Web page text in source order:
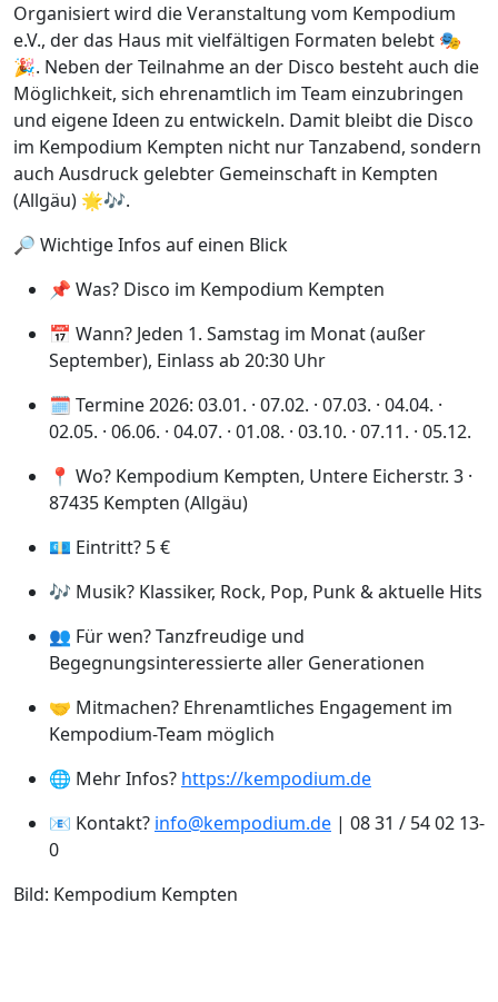
Organisiert wird die Veranstaltung vom Kempodium
e.V., der das Haus mit vielfältigen Formaten belebt 🎭
🎉. Neben der Teilnahme an der Disco besteht auch die
Möglichkeit, sich ehrenamtlich im Team einzubringen
und eigene Ideen zu entwickeln. Damit bleibt die Disco
im Kempodium Kempten nicht nur Tanzabend, sondern
auch Ausdruck gelebter Gemeinschaft in Kempten
(Allgäu) 🌟🎶.
🔎 Wichtige Infos auf einen Blick
📌 Was? Disco im Kempodium Kempten
📅 Wann? Jeden 1. Samstag im Monat (außer
September), Einlass ab 20:30 Uhr
🗓️ Termine 2026: 03.01. · 07.02. · 07.03. · 04.04. ·
02.05. · 06.06. · 04.07. · 01.08. · 03.10. · 07.11. · 05.12.
📍 Wo? Kempodium Kempten, Untere Eicherstr. 3 ·
87435 Kempten (Allgäu)
💶 Eintritt? 5 €
🎶 Musik? Klassiker, Rock, Pop, Punk & aktuelle Hits
👥 Für wen? Tanzfreudige und
Begegnungsinteressierte aller Generationen
🤝 Mitmachen? Ehrenamtliches Engagement im
Kempodium-Team möglich
🌐 Mehr Infos? https://kempodium.de
📧 Kontakt? info@kempodium.de | 08 31 / 54 02 13-
0
Bild: Kempodium Kempten